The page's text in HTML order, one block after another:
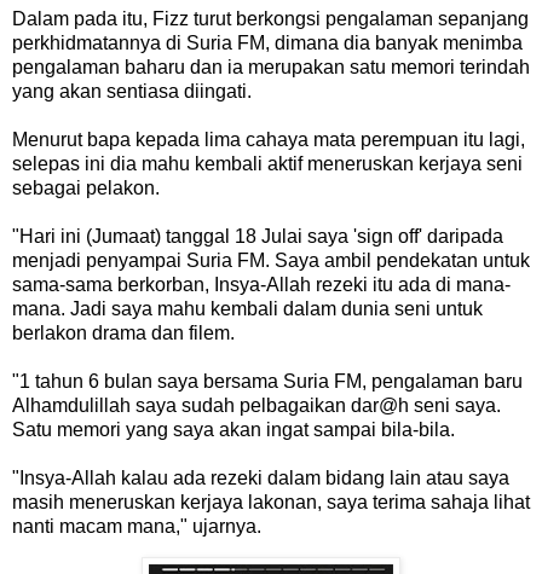
Dalam pada itu, Fizz turut berkongsi pengalaman sepanjang
perkhidmatannya di Suria FM, dimana dia banyak menimba
pengalaman baharu dan ia merupakan satu memori terindah
yang akan sentiasa diingati.
Menurut bapa kepada lima cahaya mata perempuan itu lagi,
selepas ini dia mahu kembali aktif meneruskan kerjaya seni
sebagai pelakon.
"Hari ini (Jumaat) tanggal 18 Julai saya 'sign off' daripada
menjadi penyampai Suria FM. Saya ambil pendekatan untuk
sama-sama berkorban, Insya-Allah rezeki itu ada di mana-
mana. Jadi saya mahu kembali dalam dunia seni untuk
berlakon drama dan filem.
"1 tahun 6 bulan saya bersama Suria FM, pengalaman baru
Alhamdulillah saya sudah pelbagaikan dar@h seni saya.
Satu memori yang saya akan ingat sampai bila-bila.
"Insya-Allah kalau ada rezeki dalam bidang lain atau saya
masih meneruskan kerjaya lakonan, saya terima sahaja lihat
nanti macam mana," ujarnya.